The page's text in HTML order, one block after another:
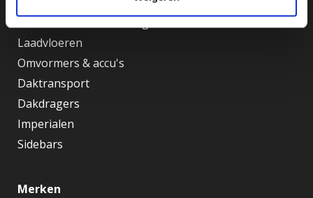
Laadvloeren
Omvormers & accu's
Daktransport
Dakdragers
Imperialen
Sidebars
Merken